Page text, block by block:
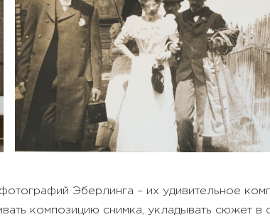
Эберлинга – их удивительное
композицию снимка, укладывать сюжет